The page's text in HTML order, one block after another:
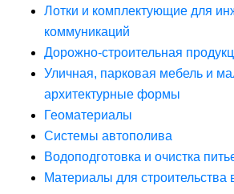
Лотки и комплектующие для
коммуникаций
Дорожно-строительная
Уличная, парковая мебель и
архитектурные формы
Геоматериалы
Системы автополива
Водоподготовка и очистка
Материалы для строительства